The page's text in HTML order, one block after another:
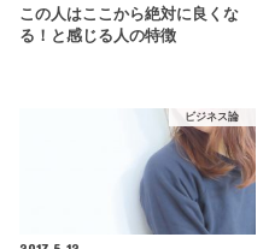
この人はここから絶対に良くな
る！と感じる人の特徴
ビジネス論